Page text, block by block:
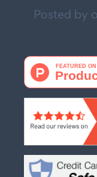
Posted by